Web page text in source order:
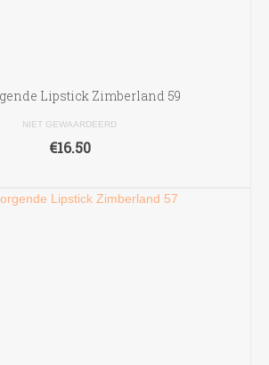
Lipstick Zimberland 59
NIET GEWAARDEERD
€16.50